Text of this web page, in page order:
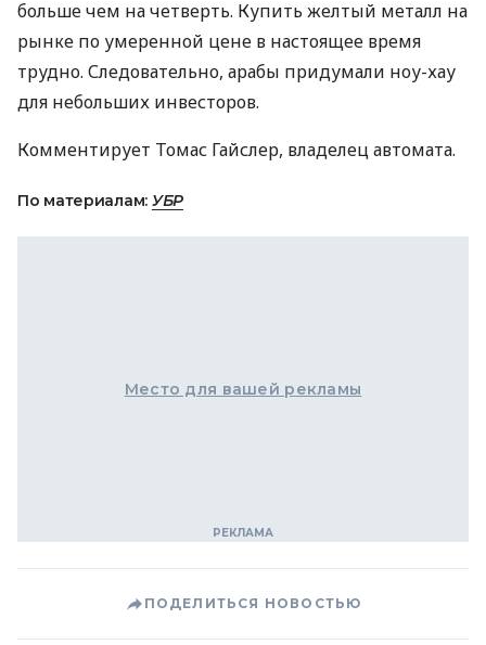
больше чем на четверть. Купить желтый металл на
рынке по умеренной цене в настоящее время
трудно. Следовательно, арабы придумали ноу-хау
для небольших инвесторов.
Комментирует Томас Гайслер, владелец автомата.
По материалам: УБР
Место для вашей рекламы
ПОДЕЛИТЬСЯ НОВОСТЬЮ